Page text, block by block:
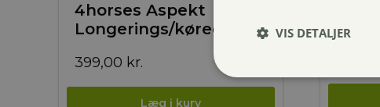
4horses Aspekt
Longerings/køregjord
399,00 kr.
VIS DETALJER